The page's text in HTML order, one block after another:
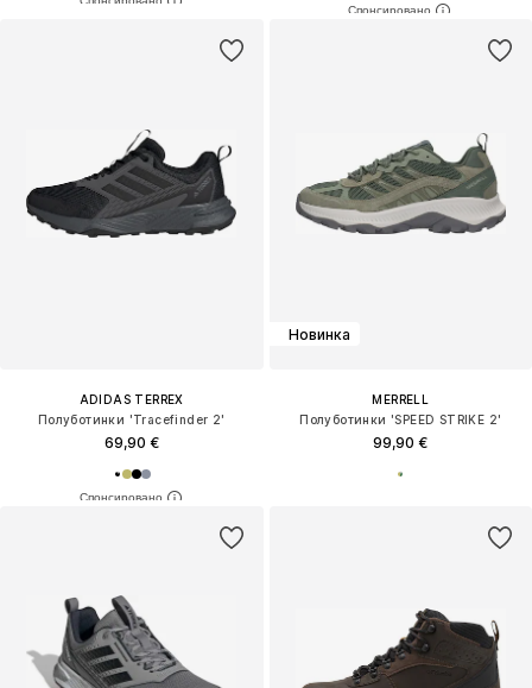
ADIDAS TERREX
Полуботинки 'Tracefinder 2'
69,90 €
Новинка
MERRELL
Полуботинки 'SPEED STRIKE 2'
99,90 €